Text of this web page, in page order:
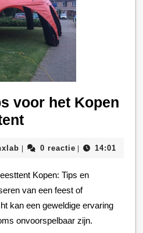
voor het Kopen
Praktische
voor
het
Kopen
van
een
lynxlab
| 0 reactie | 14:01
van een feest of
kan een geweldige ervaring
onvoorspelbaar zijn.